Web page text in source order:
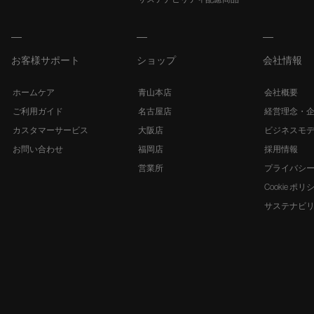
お客様サポート
ホームケア
ご利用ガイド
カスタマーサービス
お問い合わせ
ショップ
青山本店
名古屋店
大阪店
福岡店
営業所
会社情報
会社概要
経営理念・
ビジネスモ
採用情報
プライバシ
Cookie ポリ
サステナビ